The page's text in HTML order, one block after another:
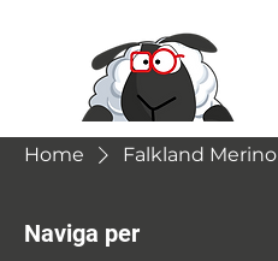
Home Falkland Merino
Naviga per